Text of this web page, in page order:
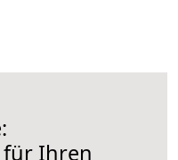
für Ihren